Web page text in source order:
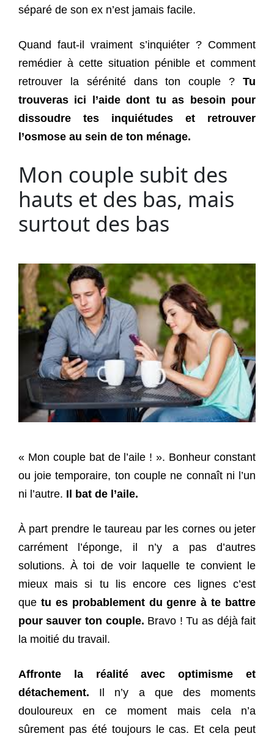
séparé de son ex n’est jamais facile.
Quand faut-il vraiment s’inquiéter ? Comment
remédier à cette situation pénible et comment
retrouver la sérénité dans ton couple ?Tu
trouveras ici l’aide dont tu as besoin pour
dissoudre tes inquiétudes et retrouver
l’osmose au sein de ton ménage.
Mon couple subit des
hauts et des bas, mais
surtout des bas
« Mon couple bat de l’aile ! ». Bonheur constant
ou joie temporaire, ton couple ne connaît ni l’un
ni l’autre. Il bat de l’aile.
À part prendre le taureau par les cornes ou jeter
carrément l’éponge, il n’y a pas d’autres
solutions. À toi de voir laquelle te convient le
mieux mais si tu lis encore ces lignes c’est
que tu es probablement du genre à te battre
pour sauver ton couple. Bravo ! Tu as déjà fait
la moitié du travail.
Affronte la réalité avec optimisme et
détachement. Il n’y a que des moments
douloureux en ce moment mais cela n’a
sûrement pas été toujours le cas. Et cela peut